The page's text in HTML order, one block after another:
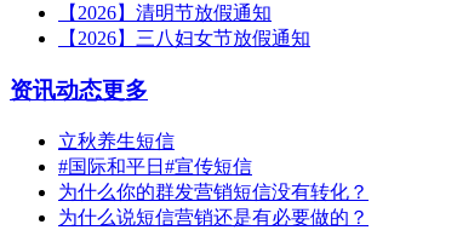
【2026】清明节放假通知
【2026】三八妇女节放假通知
资讯动态更多
立秋养生短信
#国际和平日#宣传短信
为什么你的群发营销短信没有转化？
为什么说短信营销还是有必要做的？